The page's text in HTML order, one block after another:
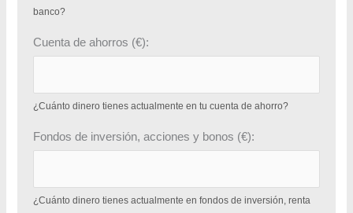
banco?
Cuenta de ahorros (€):
¿Cuánto dinero tienes actualmente en tu cuenta de ahorro?
Fondos de inversión, acciones y bonos (€):
¿Cuánto dinero tienes actualmente en fondos de inversión, renta